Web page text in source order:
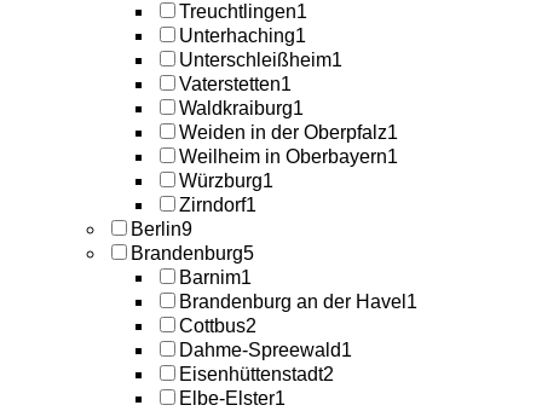
Treuchtlingen1
Unterhaching1
Unterschleißheim1
Vaterstetten1
Waldkraiburg1
Weiden in der Oberpfalz1
Weilheim in Oberbayern1
Würzburg1
Zirndorf1
Berlin9
Brandenburg5
Barnim1
Brandenburg an der Havel 1
Cottbus2
Dahme-Spreewald1
Eisenhüttenstadt2
Elbe-Elster1